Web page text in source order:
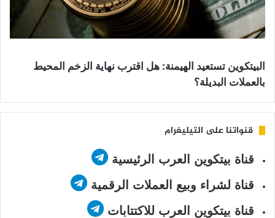
البيتكوين تستعيد الهيمنة: هل اقترب نهاية الزخم المحيط
بالعملات البديلة؟
قنواتنا على التيليغرام
قناة بيتكوين العرب الرئيسية
قناة لشراء وبيع العملات الرقمية
قناة بيتكوين العرب للاكتتابات